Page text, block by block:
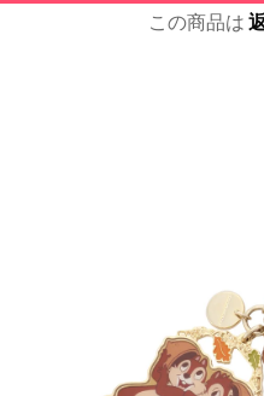
この商品は